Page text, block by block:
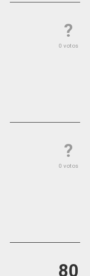
?
0 votos
?
0 votos
80